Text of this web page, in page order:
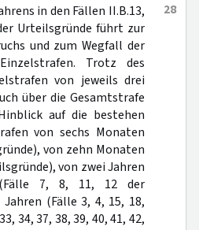
28
in den Fällen II.B.13,
Urteilsgründe führt zur
und zum Wegfall der
Trotz des
von jeweils drei
über die Gesamtstrafe
auf die bestehen
von sechs Monaten
von zehn Monaten
von zwei Jahren
7, 8, 11, 12 der
(Fälle 3, 4, 15, 18,
34, 37, 38, 39, 40, 41, 42,